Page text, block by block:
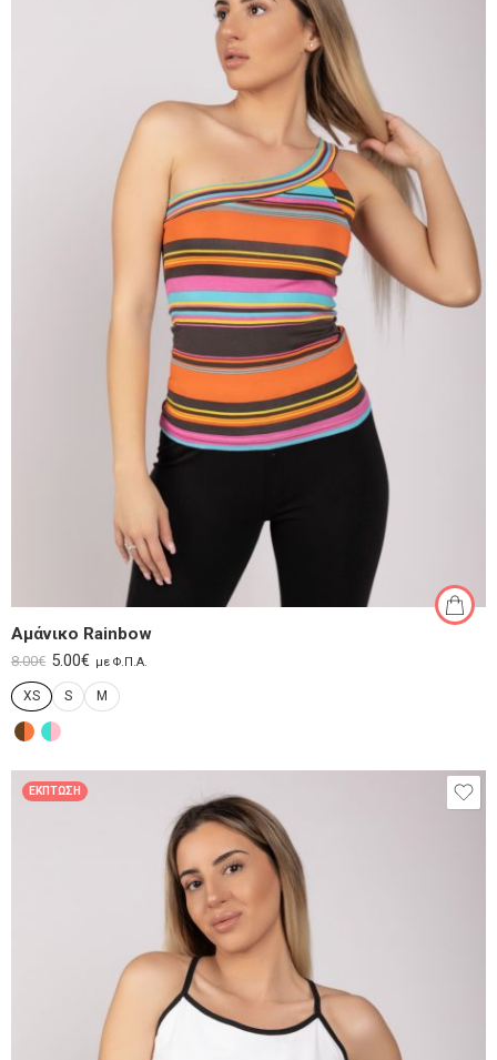
Αμάνικο Rainbow
8.00€ 5.00€ με Φ.Π.Α.
XS S M
ΈΚΠΤΩΣΗ